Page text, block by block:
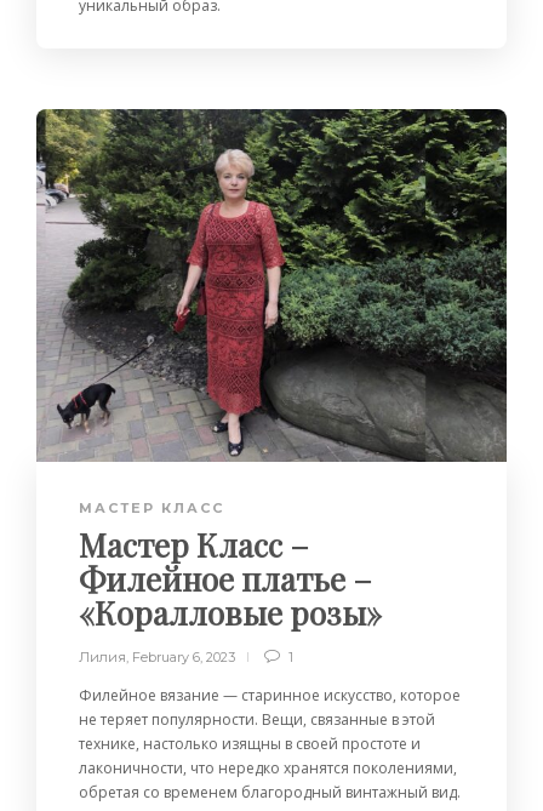
уникальный образ.
МАСТЕР КЛАСС
Мастер Класс –
Филейное платье –
«Коралловые розы»
Лилия, February 6, 2023 1
Филейное вязание — старинное искусство, которое
не теряет популярности. Вещи, связанные в этой
технике, настолько изящны в своей простоте и
лаконичности, что нередко хранятся поколениями,
обретая со временем благородный винтажный вид.